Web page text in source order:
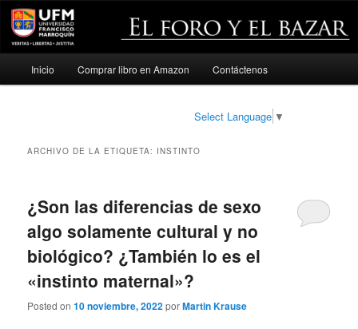
Ir
Ir
Inicio Comprar libro en Amazon Contáctenos
Select Language ▼
ARCHIVO DE LA ETIQUETA: INSTINTO
¿Son las diferencias de sexo
algo solamente cultural y no
biológico? ¿También lo es el
«instinto maternal»?
Posted on10 noviembre, 2022porMartin Krause